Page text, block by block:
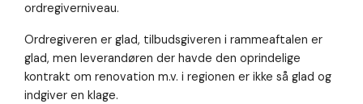
ordregiverniveau.
Ordregiveren er glad, tilbudsgiveren i rammeaftalen er
glad, men leverandøren der havde den oprindelige
kontrakt om renovation m.v. i regionen er ikke så glad og
indgiver en klage.